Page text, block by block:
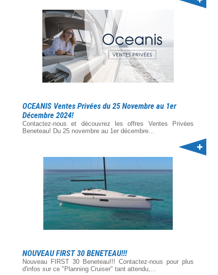
OCEANIS Ventes Privées du 25 Novembre au 1er
Décembre 2024!
Contactez-nous et découvrez les offres Ventes Privées
Beneteau! Du 25 novembre au 1er décembre...
NOUVEAU FIRST 30 BENETEAU!!!
Nouveau FIRST 30 Beneteau!!! Contactez-nous pour plus
d'infos sur ce "Planning Cruiser" tant attendu,...